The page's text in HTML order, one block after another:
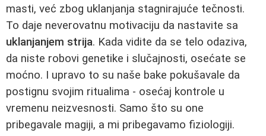
masti, već zbog uklanjanja stagnirajuće tečnosti.
To daje neverovatnu motivaciju da nastavite sa
uklanjanjem strija. Kada vidite da se telo odaziva,
da niste robovi genetike i slučajnosti, osećate se
moćno. I upravo to su naše bake pokušavale da
postignu svojim ritualima - osećaj kontrole u
vremenu neizvesnosti. Samo što su one
pribegavale magiji, a mi pribegavamo fiziologiji.